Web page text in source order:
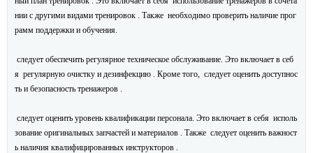
нии с другими видами тренировок . Также необходимо проверить наличие прог
рамм поддержки и обучения.
следует обеспечить регулярное техническое обслуживание. Это включает в себ
я регулярную очистку и дезинфекцию . Кроме того, следует оценить доступнос
ть и безопасность тренажеров .
следует оценить уровень квалификации персонала. Это включает в себя исполь
зование оригинальных запчастей и материалов . Также следует оценить важност
ь наличия квалифицированных инструкторов .